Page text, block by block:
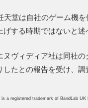
堂は自社のゲーム機
する時期ではないと述
ヴィディア社は同社
たとの報告を受け、調
a registered trademark of BandLab UK